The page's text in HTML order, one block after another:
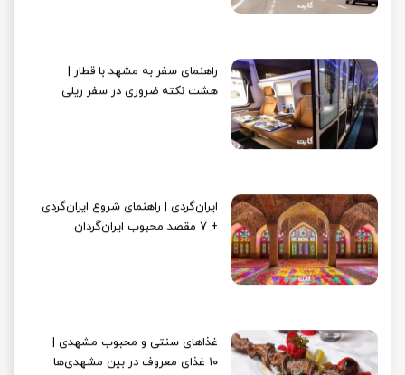
راهنمای سفر به مشهد با قطار |
هشت نکته ضروری در سفر ریلی
ایران‌گردی | راهنمای شروع ایران‌گردی
+ 7 مقصد محبوب ایران‌گردان
غذاهای سنتی و محبوب مشهدی |
۱۰ غذای معروف در بین مشهدی‌ها